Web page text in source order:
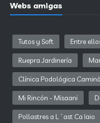
Webs amigas
Tutos y Soft Entre
Ruepra Jardinería
Clínica Podológica
Mi Rincón - Misaani
Pollastres a L´ast Ca Iaio